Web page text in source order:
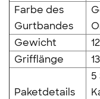
Farbe des
Gurtbandes
Gewicht
Grifflänge
Paketdetails
5